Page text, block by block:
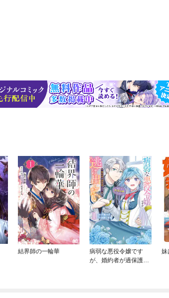
結界師の一輪華
病弱な悪役令嬢です
が、婚約者が過保護す
妹